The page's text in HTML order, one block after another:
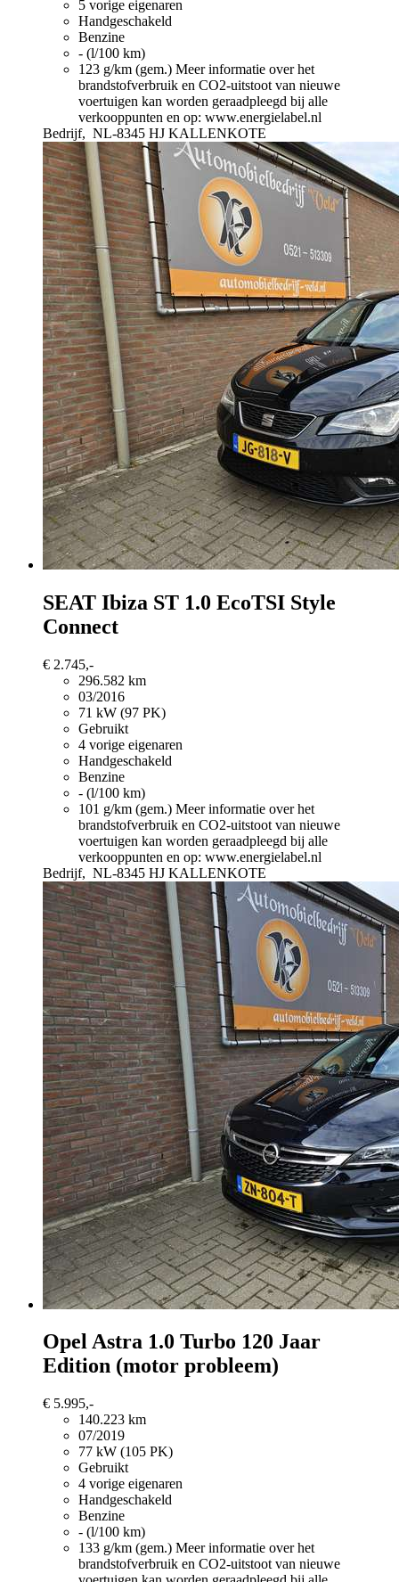
5 vorige eigenaren
Handgeschakeld
Benzine
- (l/100 km)
123 g/km (gem.) Meer informatie over het
brandstofverbruik en CO2-uitstoot van nieuwe
voertuigen kan worden geraadpleegd bij alle
verkooppunten en op: www.energielabel.nl
Bedrijf, NL-8345 HJ KALLENKOTE
SEAT Ibiza ST 1.0 EcoTSI Style
Connect
€ 2.745,-
296.582 km
03/2016
71 kW (97 PK)
Gebruikt
4 vorige eigenaren
Handgeschakeld
Benzine
- (l/100 km)
101 g/km (gem.) Meer informatie over het
brandstofverbruik en CO2-uitstoot van nieuwe
voertuigen kan worden geraadpleegd bij alle
verkooppunten en op: www.energielabel.nl
Bedrijf, NL-8345 HJ KALLENKOTE
Opel Astra 1.0 Turbo 120 Jaar
Edition (motor probleem)
€ 5.995,-
140.223 km
07/2019
77 kW (105 PK)
Gebruikt
4 vorige eigenaren
Handgeschakeld
Benzine
- (l/100 km)
133 g/km (gem.) Meer informatie over het
brandstofverbruik en CO2-uitstoot van nieuwe